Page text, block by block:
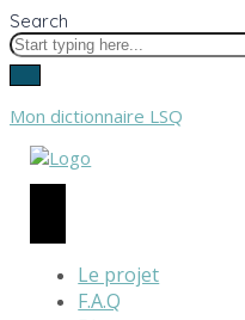
Search
Mon dictionnaire LSQ
Le projet
F.A.Q